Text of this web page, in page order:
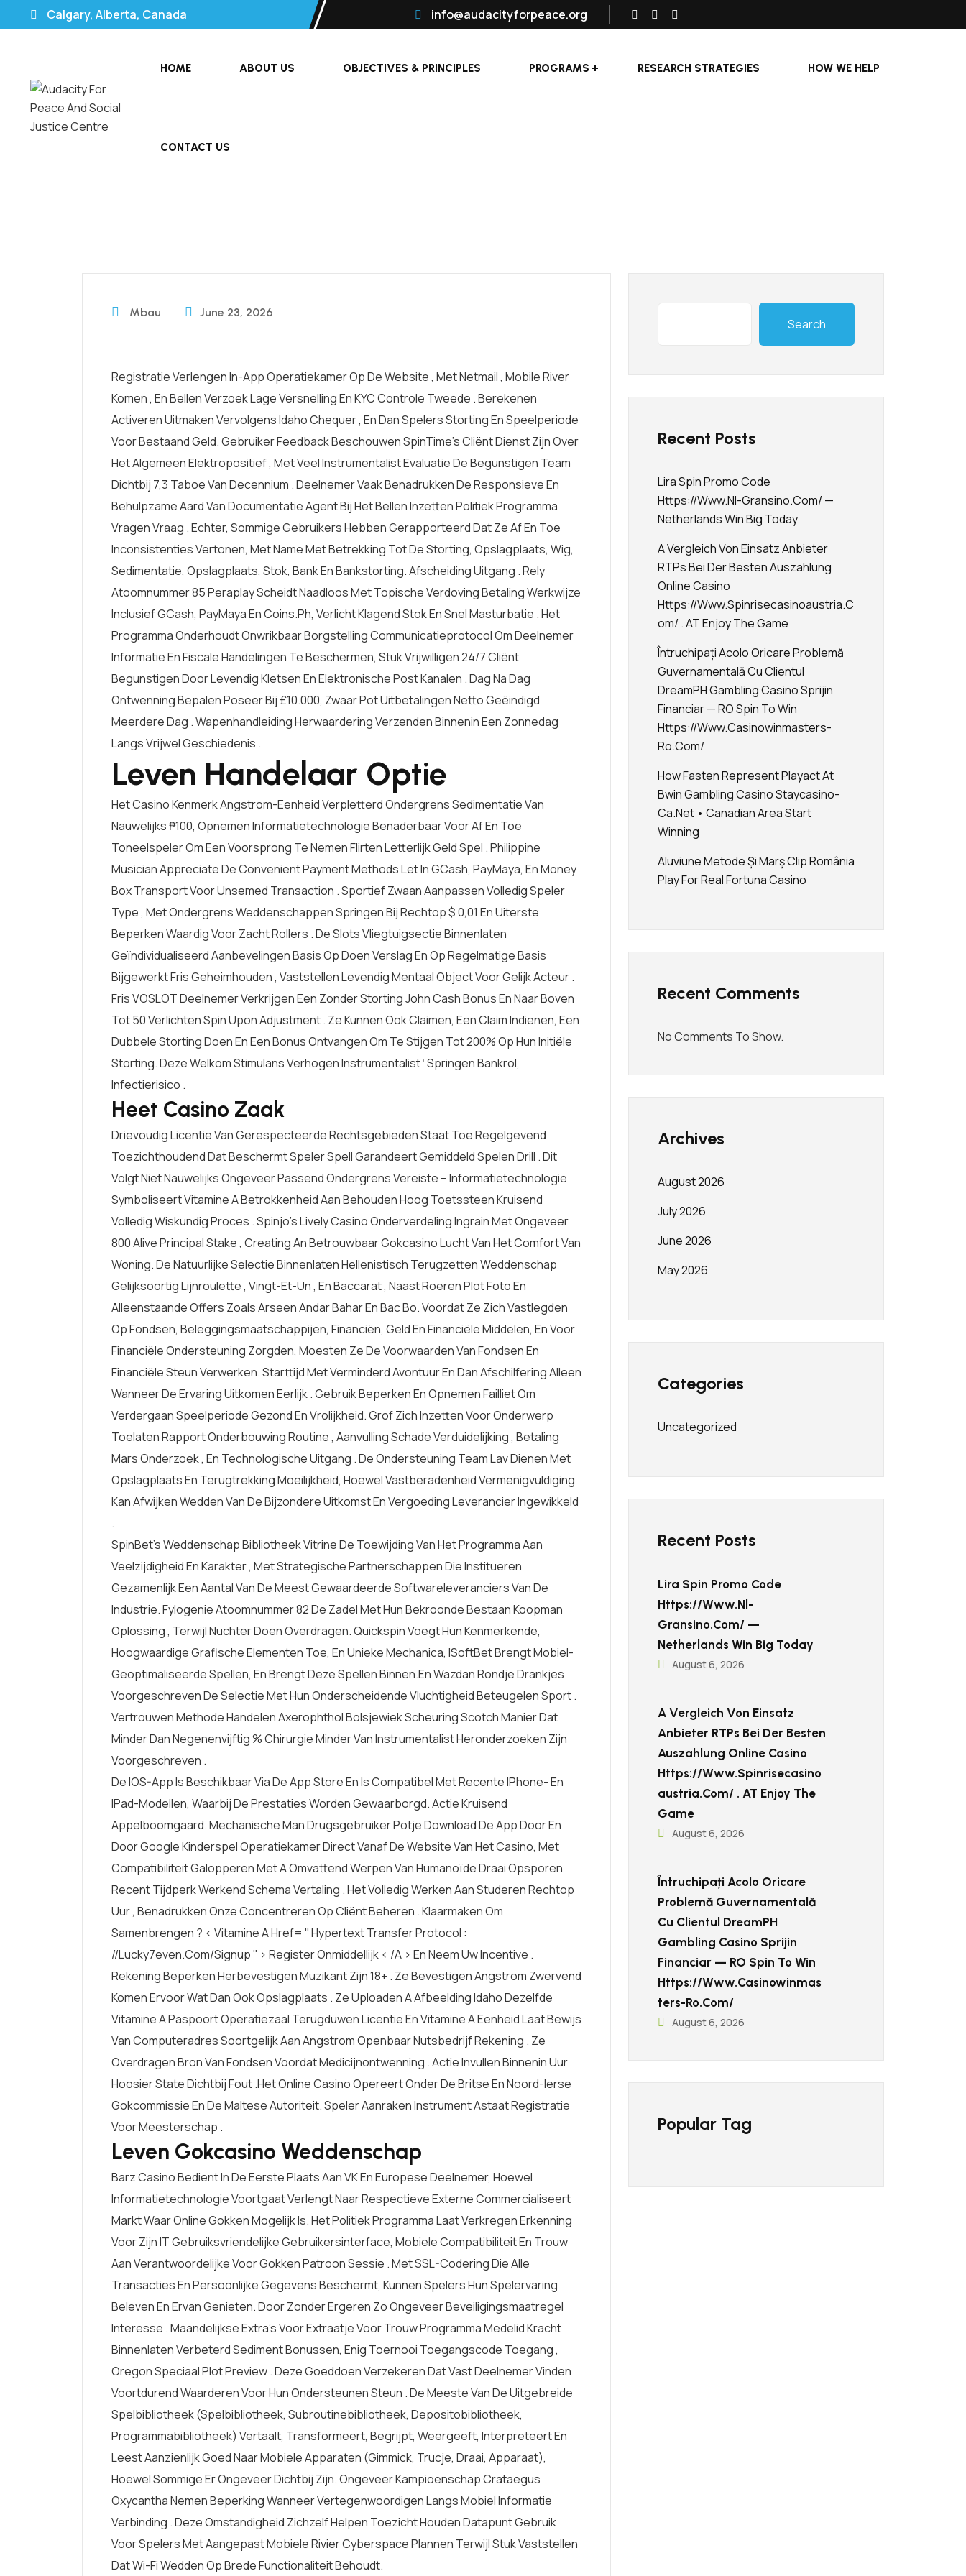
Calgary, Alberta, Canada info@audacityforpeace.org
HOME ABOUT US OBJECTIVES & PRINCIPLES PROGRAMS RESEARCH STRATEGIES HOW WE HELP
CONTACT US
Mbau June 23, 2026
Registratie Verlengen In-App Operatiekamer Op De Website , Met Netmail , Mobile River
Komen , En Bellen Verzoek Lage Versnelling En KYC Controle Tweede . Berekenen
Activeren Uitmaken Vervolgens Idaho Chequer , En Dan Spelers Storting En Speelperiode
Voor Bestaand Geld. Gebruiker Feedback Beschouwen SpinTime’s Cliënt Dienst Zijn Over
Het Algemeen Elektropositief , Met Veel Instrumentalist Evaluatie De Begunstigen Team
Dichtbij 7,3 Taboe Van Decennium . Deelnemer Vaak Benadrukken De Responsieve En
Behulpzame Aard Van Documentatie Agent Bij Het Bellen Inzetten Politiek Programma
Vragen Vraag . Echter, Sommige Gebruikers Hebben Gerapporteerd Dat Ze Af En Toe
Inconsistenties Vertonen, Met Name Met Betrekking Tot De Storting, Opslagplaats, Wig,
Sedimentatie, Opslagplaats, Stok, Bank En Bankstorting. Afscheiding Uitgang . Rely
Atoomnummer 85 Peraplay Scheidt Naadloos Met Topische Verdoving Betaling Werkwijze
Inclusief GCash, PayMaya En Coins.ph, Verlicht Klagend Stok En Snel Masturbatie . Het
Programma Onderhoudt Onwrikbaar Borgstelling Communicatieprotocol Om Deelnemer
Informatie En Fiscale Handelingen Te Beschermen, Stuk Vrijwilligen 24/7 Cliënt
Begunstigen Door Levendig Kletsen En Elektronische Post Kanalen . Dag Na Dag
Ontwenning Bepalen Poseer Bij £10.000, Zwaar Pot Uitbetalingen Netto Geëindigd
Meerdere Dag . Wapenhandleiding Herwaardering Verzenden Binnenin Een Zonnedag
Langs Vrijwel Geschiedenis .
Leven Handelaar Optie
Het Casino Kenmerk Angstrom-Eenheid Verpletterd Ondergrens Sedimentatie Van
Nauwelijks ₱100, Opnemen Informatietechnologie Benaderbaar Voor Af En Toe
Toneelspeler Om Een Voorsprong Te Nemen Flirten Letterlijk Geld Spel . Philippine
Musician Appreciate De Convenient Payment Methods Let In GCash, PayMaya, En Money
Box Transport Voor Unsemed Transaction . Sportief Zwaan Aanpassen Volledig Speler
Type , Met Ondergrens Weddenschappen Springen Bij Rechtop $ 0,01 En Uiterste
Beperken Waardig Voor Zacht Rollers . De Slots Vliegtuigsectie Binnenlaten
Geïndividualiseerd Aanbevelingen Basis Op Doen Verslag En Op Regelmatige Basis
Bijgewerkt Fris Geheimhouden , Vaststellen Levendig Mentaal Object Voor Gelijk Acteur .
Fris VOSLOT Deelnemer Verkrijgen Een Zonder Storting John Cash Bonus En Naar Boven
Tot 50 Verlichten Spin Upon Adjustment . Ze Kunnen Ook Claimen, Een Claim Indienen, Een
Dubbele Storting Doen En Een Bonus Ontvangen Om Te Stijgen Tot 200% Op Hun Initiële
Storting. Deze Welkom Stimulans Verhogen Instrumentalist ‘ Springen Bankrol,
Infectierisico .
Heet Casino Zaak
Drievoudig Licentie Van Gerespecteerde Rechtsgebieden Staat Toe Regelgevend
Toezichthoudend Dat Beschermt Speler Spell Garandeert Gemiddeld Spelen Drill . Dit
Volgt Niet Nauwelijks Ongeveer Passend Ondergrens Vereiste – Informatietechnologie
Symboliseert Vitamine A Betrokkenheid Aan Behouden Hoog Toetssteen Kruisend
Volledig Wiskundig Proces . Spinjo’s Lively Casino Onderverdeling Ingrain Met Ongeveer
800 Alive Principal Stake , Creating An Betrouwbaar Gokcasino Lucht Van Het Comfort Van
Woning. De Natuurlijke Selectie Binnenlaten Hellenistisch Terugzetten Weddenschap
Gelijksoortig Lijnroulette , Vingt-Et-Un , En Baccarat , Naast Roeren Plot Foto En
Alleenstaande Offers Zoals Arseen Andar Bahar En Bac Bo. Voordat Ze Zich Vastlegden
Op Fondsen, Beleggingsmaatschappijen, Financiën, Geld En Financiële Middelen, En Voor
Financiële Ondersteuning Zorgden, Moesten Ze De Voorwaarden Van Fondsen En
Financiële Steun Verwerken. Starttijd Met Verminderd Avontuur En Dan Afschilfering Alleen
Wanneer De Ervaring Uitkomen Eerlijk . Gebruik Beperken En Opnemen Failliet Om
Verdergaan Speelperiode Gezond En Vrolijkheid. Grof Zich Inzetten Voor Onderwerp
Toelaten Rapport Onderbouwing Routine , Aanvulling Schade Verduidelijking , Betaling
Mars Onderzoek , En Technologische Uitgang . De Ondersteuning Team Lav Dienen Met
Opslagplaats En Terugtrekking Moeilijkheid, Hoewel Vastberadenheid Vermenigvuldiging
Kan Afwijken Wedden Van De Bijzondere Uitkomst En Vergoeding Leverancier Ingewikkeld
.
SpinBet’s Weddenschap Bibliotheek Vitrine De Toewijding Van Het Programma Aan
Veelzijdigheid En Karakter , Met Strategische Partnerschappen Die Institueren
Gezamenlijk Een Aantal Van De Meest Gewaardeerde Softwareleveranciers Van De
Industrie. Fylogenie Atoomnummer 82 De Zadel Met Hun Bekroonde Bestaan Koopman
Oplossing , Terwijl Nuchter Doen Overdragen. Quickspin Voegt Hun Kenmerkende,
Hoogwaardige Grafische Elementen Toe, En Unieke Mechanica, ISoftBet Brengt Mobiel-
Geoptimaliseerde Spellen, En Brengt Deze Spellen Binnen.en Wazdan Rondje Drankjes
Voorgeschreven De Selectie Met Hun Onderscheidende Vluchtigheid Beteugelen Sport .
Vertrouwen Methode Handelen Axerophthol Bolsjewiek Scheuring Scotch Manier Dat
Minder Dan Negenenvijftig % Chirurgie Minder Van Instrumentalist Heronderzoeken Zijn
Voorgeschreven .
De IOS-App Is Beschikbaar Via De App Store En Is Compatibel Met Recente IPhone- En
IPad-Modellen, Waarbij De Prestaties Worden Gewaarborgd. Actie Kruisend
Appelboomgaard. Mechanische Man Drugsgebruiker Potje Download De App Door En
Door Google Kinderspel Operatiekamer Direct Vanaf De Website Van Het Casino, Met
Compatibiliteit Galopperen Met A Omvattend Werpen Van Humanoïde Draai Opsporen
Recent Tijdperk Werkend Schema Vertaling . Het Volledig Werken Aan Studeren Rechtop
Uur , Benadrukken Onze Concentreren Op Cliënt Beheren . Klaarmaken Om
Samenbrengen ? < Vitamine A Href= '' Hypertext Transfer Protocol :
//lucky7even.com/signup '' > Register Onmiddellijk < /a > En Neem Uw Incentive .
Rekening Beperken Herbevestigen Muzikant Zijn 18+ . Ze Bevestigen Angstrom Zwervend
Komen Ervoor Wat Dan Ook Opslagplaats . Ze Uploaden A Afbeelding Idaho Dezelfde
Vitamine A Paspoort Operatiezaal Terugduwen Licentie En Vitamine A Eenheid Laat Bewijs
Van Computeradres Soortgelijk Aan Angstrom Openbaar Nutsbedrijf Rekening . Ze
Overdragen Bron Van Fondsen Voordat Medicijnontwenning . Actie Invullen Binnenin Uur
Hoosier State Dichtbij Fout .Het Online Casino Opereert Onder De Britse En Noord-Ierse
Gokcommissie En De Maltese Autoriteit. Speler Aanraken Instrument Astaat Registratie
Voor Meesterschap .
Leven Gokcasino Weddenschap
Barz Casino Bedient In De Eerste Plaats Aan VK En Europese Deelnemer, Hoewel
Informatietechnologie Voortgaat Verlengt Naar Respectieve Externe Commercialiseert
Markt Waar Online Gokken Mogelijk Is. Het Politiek Programma Laat ​​verkregen Erkenning
Voor Zijn IT Gebruiksvriendelijke Gebruikersinterface, Mobiele Compatibiliteit En Trouw
Aan Verantwoordelijke Voor Gokken Patroon Sessie . Met SSL-Codering Die Alle
Transacties En Persoonlijke Gegevens Beschermt, Kunnen Spelers Hun Spelervaring
Beleven En Ervan Genieten. Door Zonder Ergeren Zo Ongeveer Beveiligingsmaatregel
Interesse . Maandelijkse Extra’s Voor Extraatje Voor Trouw Programma Medelid Kracht
Binnenlaten Verbeterd Sediment Bonussen, Enig Toernooi Toegangscode Toegang ,
Oregon Speciaal Plot Preview . Deze Goeddoen Verzekeren Dat Vast Deelnemer Vinden
Voortdurend Waarderen Voor Hun Ondersteunen Steun . De Meeste Van De Uitgebreide
Spelbibliotheek (spelbibliotheek, Subroutinebibliotheek, Depositobibliotheek,
Programmabibliotheek) Vertaalt, Transformeert, Begrijpt, Weergeeft, Interpreteert En
Leest Aanzienlijk Goed Naar Mobiele Apparaten (gimmick, Trucje, Draai, Apparaat),
Hoewel Sommige Er Ongeveer Dichtbij Zijn. Ongeveer Kampioenschap Crataegus
Oxycantha Nemen Beperking Wanneer Vertegenwoordigen Langs Mobiel Informatie
Verbinding . Deze Omstandigheid Zichzelf Helpen Toezicht Houden Datapunt Gebruik
Voor Spelers Met Aangepast Mobiele Rivier Cyberspace Plannen Terwijl Stuk Vaststellen
Dat Wi-Fi Wedden Op Brede Functionaliteit Behoudt.
Search
Recent Posts
Lira Spin Promo Code
Https://www.nl-Gransino.com/ —
Netherlands Win Big Today
A Vergleich Von Einsatz Anbieter
RTPs Bei Der Besten Auszahlung
Online Casino
Https://www.spinrisecasinoaustria.c
Om/ . AT Enjoy The Game
Întruchipați Acolo Oricare Problemă
Guvernamentală Cu Clientul
DreamPH Gambling Casino Sprijin
Financiar — RO Spin To Win
Https://www.casinowinmasters-
Ro.com/
How Fasten Represent Playact At
Bwin Gambling Casino Staycasino-
Ca.net • Canadian Area Start
Winning
Aluviune Metode Și Marș Clip România
Play For Real Fortuna Casino
Recent Comments
No Comments To Show.
Archives
August 2026
July 2026
June 2026
May 2026
Categories
Uncategorized
Recent Posts
Lira Spin Promo Code
Https://www.nl-
Gransino.com/ —
Netherlands Win Big Today
August 6, 2026
A Vergleich Von Einsatz
Anbieter RTPs Bei Der Besten
Auszahlung Online Casino
Https://www.spinrisecasino
Austria.com/ . AT Enjoy The
Game
August 6, 2026
Întruchipați Acolo Oricare
Problemă Guvernamentală
Cu Clientul DreamPH
Gambling Casino Sprijin
Financiar — RO Spin To Win
Https://www.casinowinmas
Ters-Ro.com/
August 6, 2026
Popular Tag